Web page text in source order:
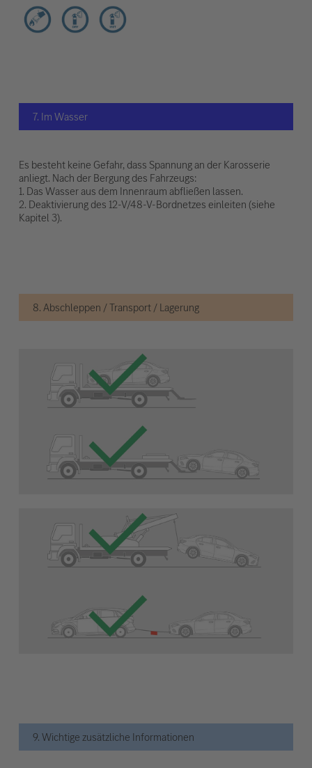
7. Im Wasser
Es besteht keine Gefahr, dass Spannung an der Karosserie
anliegt. Nach der Bergung des Fahrzeugs:
1. Das Wasser aus dem Innenraum abfließen lassen.
2. Deaktivierung des 12-V/48-V-Bordnetzes einleiten (siehe
Kapitel 3).
8. Abschleppen / Transport / Lagerung
9. Wichtige zusätzliche Informationen